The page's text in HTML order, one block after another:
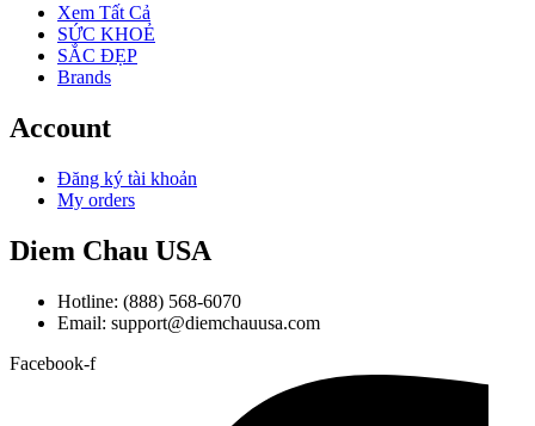
Xem Tất Cả
SỨC KHOẺ
SẮC ĐẸP
Brands
Account
Đăng ký tài khoản
My orders
Diem Chau USA
Hotline: (888) 568-6070
Email: support@diemchauusa.com
Facebook-f